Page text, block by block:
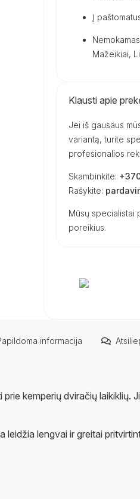
Į
Mažeikiai,
Klausti apie
Jei iš gausaus
variantą, turite
profesionalios
Skambinkite:
Rašykite:
Mūsų specialistai
poreikius.
informacija
kemperių dviračių laikiklių.
lengvai ir greitai